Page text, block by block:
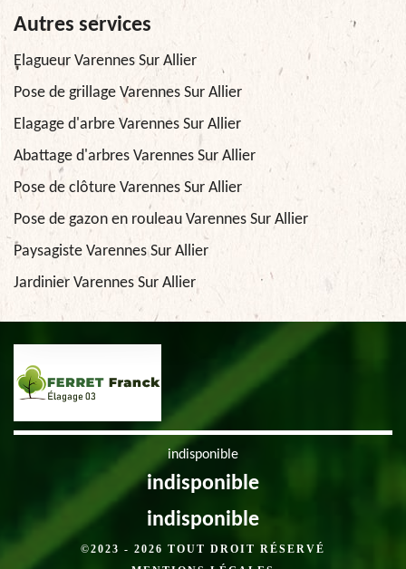
Autres services
Elagueur Varennes Sur Allier
Pose de grillage Varennes Sur Allier
Elagage d'arbre Varennes Sur Allier
Abattage d'arbres Varennes Sur Allier
Pose de clôture Varennes Sur Allier
Pose de gazon en rouleau Varennes Sur Allier
Paysagiste Varennes Sur Allier
Jardinier Varennes Sur Allier
indisponible
indisponible
indisponible
©2023 - 2026 TOUT DROIT RÉSERVÉ